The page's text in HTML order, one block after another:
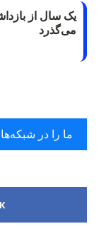
یک سال از
می‌گذرد
ما را در